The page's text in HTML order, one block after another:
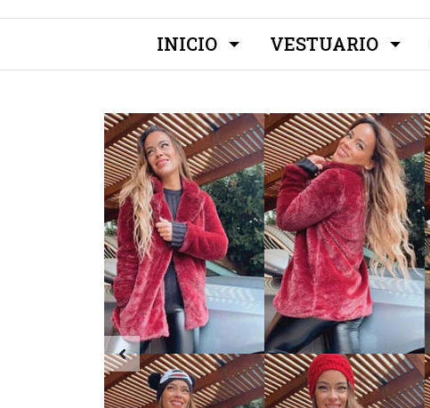
INICIO VESTUARIO